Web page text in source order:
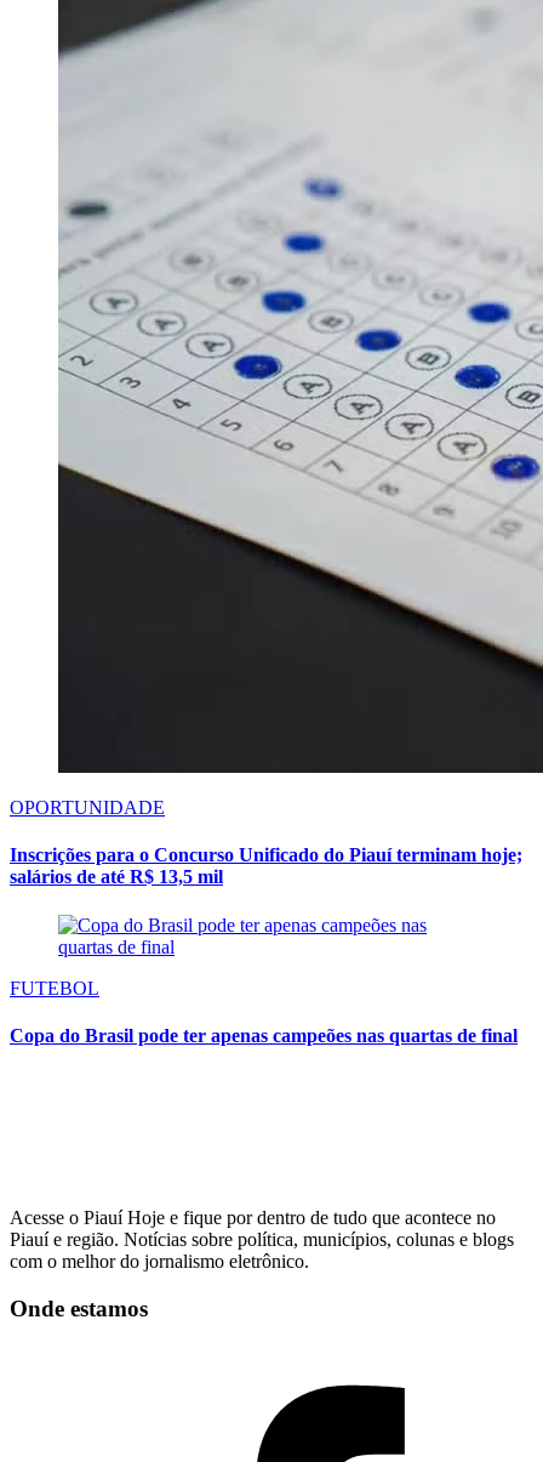
OPORTUNIDADE
Inscrições para o Concurso Unificado do Piauí terminam hoje;
salários de até R$ 13,5 mil
FUTEBOL
Copa do Brasil pode ter apenas campeões nas quartas de final
Acesse o Piauí Hoje e fique por dentro de tudo que acontece no
Piauí e região. Notícias sobre política, municípios, colunas e blogs
com o melhor do jornalismo eletrônico.
Onde estamos